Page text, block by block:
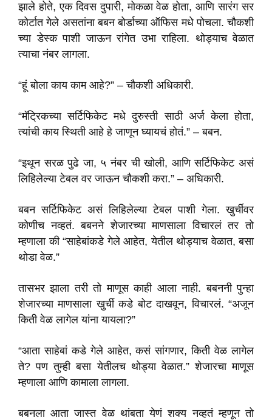
झाले होते, एक दिवस दुपारी, मोकळा वेळ होता, आणि सारंग सर
कोर्टात गेले असतांना बबन बोर्डाच्या ऑफिस मधे पोचला. चौकशी
च्या डेस्क पाशी जाऊन रांगेत उभा राहिला. थोड्याच वेळात
त्याचा नंबर लागला.
“हूं बोला काय काम आहे?” – चौकशी अधिकारी.
“मॅट्रिकच्या सर्टिफिकेट मधे दुरुस्ती साठी अर्ज केला होता,
त्यांची काय स्थिती आहे हे जाणून घ्यायचं होतं.” – बबन.
“इथून सरळ पुढे जा, ५ नंबर ची खोली, आणि सर्टिफिकेट असं
लिहिलेल्या टेबल वर जाऊन चौकशी करा.” – अधिकारी.
बबन सर्टिफिकेट असं लिहिलेल्या टेबल पाशी गेला. खुर्चीवर
कोणीच नव्हतं. बबनने शेजारच्या माणसाला विचारलं तर तो
म्हणाला की “साहेबांकडे गेले आहेत, येतील थोड्याच वेळात, बसा
थोडा वेळ.”
तासभर झाला तरी तो माणूस काही आला नाही. बबननी पुन्हा
शेजारच्या माणसाला खुर्ची कडे बोट दाखवून, विचारलं. “अजून
किती वेळ लागेल यांना यायला?”
“आता साहेबां कडे गेले आहेत, कसं सांगणार, किती वेळ लागेल
ते? पण तुम्ही बसा येतीलच थोड्या वेळात.” शेजारचा माणूस
म्हणाला आणि कामाला लागला.
बबनला आता जास्त वेळ थांबता येणं शक्य नव्हतं म्हणून तो